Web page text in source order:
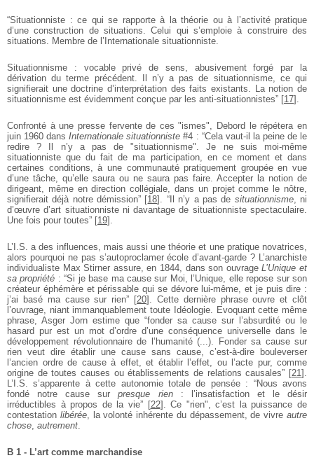
“Situationniste : ce qui se rapporte à la théorie ou à l’activité pratique
d’une construction de situations. Celui qui s’emploie à construire des
situations. Membre de l’Internationale situationniste.
Situationnisme : vocable privé de sens, abusivement forgé par la
dérivation du terme précédent. Il n’y a pas de situationnisme, ce qui
signifierait une doctrine d’interprétation des faits existants. La notion de
situationnisme est évidemment conçue par les anti-situationnistes” [17]
Confronté à une presse fervente de ces "ismes", Debord le répétera en
juin 1960 dansInternationale situationniste #4 : “Cela vaut-il la peine de le
redire ? Il n’y a pas de "situationnisme". Je ne suis moi-même
situationniste que du fait de ma participation, en ce moment et dans
certaines conditions, à une communauté pratiquement groupée en vue
d’une tâche, qu’elle saura ou ne saura pas faire. Accepter la notion de
dirigeant, même en direction collégiale, dans un projet comme le nôtre,
signifierait déjà notre démission” [18] . “Il n’y a pas de situationnisme, ni
d’œuvre d’art situationniste ni davantage de situationniste spectaculaire.
Une fois pour toutes” [19]
L’I.S. a des influences, mais aussi une théorie et une pratique novatrices,
alors pourquoi ne pas s’autoproclamer école d’avant-garde ? L’anarchiste
individualiste Max Stirner assure, en 1844, dans son ouvrageL’Unique et
sa propriété : “Si je base ma cause sur Moi, l’Unique, elle repose sur son
créateur éphémère et périssable qui se dévore lui-même, et je puis dire :
j’ai basé ma cause sur rien” [20] . Cette dernière phrase ouvre et clôt
l’ouvrage, niant immanquablement toute Idéologie. Evoquant cette même
phrase, Asger Jorn estime que “fonder sa cause sur l’absurdité ou le
hasard pur est un mot d’ordre d’une conséquence universelle dans le
développement révolutionnaire de l’humanité (...). Fonder sa cause sur
rien veut dire établir une cause sans cause, c’est-à-dire bouleverser
l’ancien ordre de cause à effet, et établir l’effet, ou l’acte pur, comme
origine de toutes causes ou établissements de relations causales” [21]
L’I.S. s’apparente à cette autonomie totale de pensée : “Nous avons
fondé notre cause surpresque rien: l’insatisfaction et le désir
irréductibles à propos de la vie”[22] . Ce "rien", c’est la puissance de
contestation libérée, la volonté inhérente du dépassement, de vivreautre
chose autrement
B 1 - L’art comme marchandise